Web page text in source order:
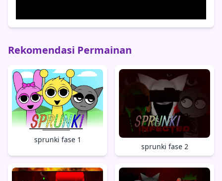
Rekomendasi Permainan
sprunki fase 1
sprunki fase 2